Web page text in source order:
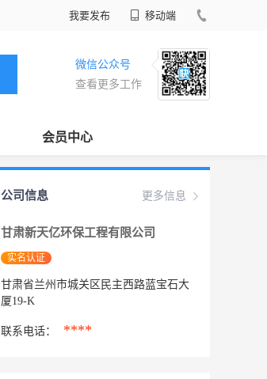
我要发布 移动端
微信公众号
查看更多工作
会员中心
更多信息
公司信息
甘肃新天亿环保工程有限公司
实名认证
甘肃省兰州市城关区民主西路蓝宝石大
厦19-K
联系电话： ****